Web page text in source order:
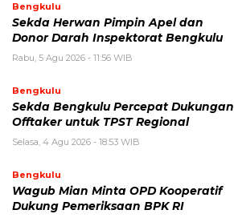
Bengkulu
Sekda Herwan Pimpin Apel dan
Donor Darah Inspektorat Bengkulu
Rabu, 5 Agu 2026 - 11:56 WIB
Bengkulu
Sekda Bengkulu Percepat Dukungan
Offtaker untuk TPST Regional
Selasa, 4 Agu 2026 - 18:53 WIB
Bengkulu
Wagub Mian Minta OPD Kooperatif
Dukung Pemeriksaan BPK RI